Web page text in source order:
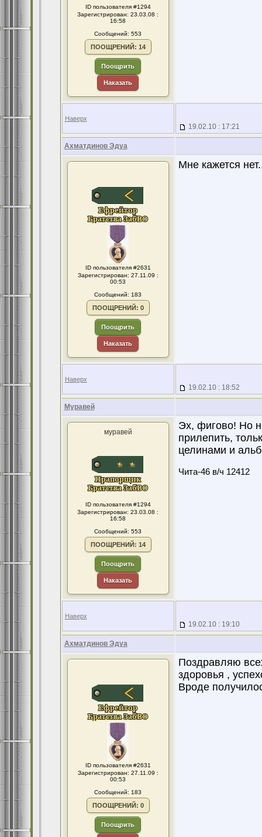
ID пользователя #1294
Зарегистрирован: 23.03.08 :
16:58
Сообщений: 553
ПООЩРЕНИЙ: 14
Поощрить
Наказать
Наверх
19.02.10 : 17:21
Ахматдинов Эдуа
ID пользователя #2631
Зарегистрирован: 27.11.09 :
00:53
Сообщений: 183
ПООЩРЕНИЙ: 0
Поощрить
Наказать
Мне кажется
Наверх
19.02.10 : 18:52
Муравей
муравей
ID пользователя #1294
Зарегистрирован: 23.03.08 :
16:58
Сообщений: 553
ПООЩРЕНИЙ: 14
Поощрить
Наказать
Эх, фигово! Но
прилепить,
целинами и
Чита-46 в/ч 12412
Наверх
19.02.10 : 19:10
Ахматдинов Эдуа
ID пользователя #2631
Зарегистрирован: 27.11.09 :
00:53
Сообщений: 183
ПООЩРЕНИЙ: 0
Поощрить
Поздравляю
здоровья ,
Вроде